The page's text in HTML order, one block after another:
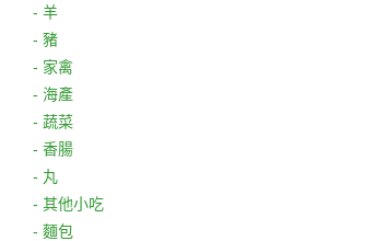
- 羊
- 豬
- 家禽
- 海產
- 蔬菜
- 香腸
- 丸
- 其他小吃
- 麵包